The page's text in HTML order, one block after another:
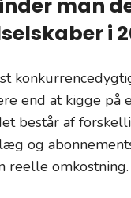
man
i
end at kigge på
består af
og
reelle omkostning.